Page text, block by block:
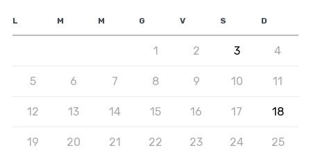
L M M G V S D
1 2 3 4
5 6 7 8 9 10 11
12 13 14 15 16 17 18
19 20 21 22 23 24 25